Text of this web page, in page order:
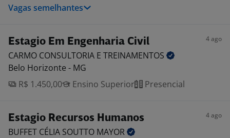
Vagas semelhantes
Estagio Em Engenharia Civil 4 ago
CARMO CONSULTORIA E TREINAMENTOS
Belo Horizonte - MG
R$ 1.450,00
Ensino Superior Presencial
Estagio Recursos Humanos 4 ago
BUFFET CÉLIA SOUTTO MAYOR